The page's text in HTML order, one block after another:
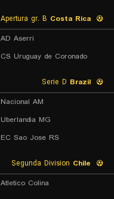
Costa Rica
AD Aserri
CS Uruguay de Coronado
Brazil
Nacional AM
Uberlandia MG
EC Sao Jose RS
Chile
Atletico Colina